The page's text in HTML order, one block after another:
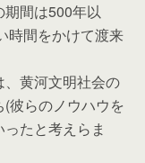
間は500年以
時間をかけて渡来
黄河文明社会の
彼らのノウハウを
たと考えらま